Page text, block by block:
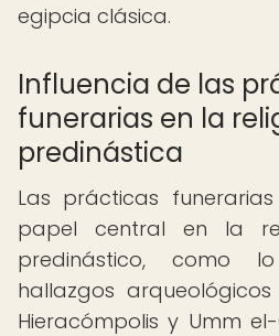
egipcia clásica.
Influencia de las
funerarias en la
predinástica
Las prácticas
papel central en la
predinástico, como
hallazgos
Hieracómpolis y Umm